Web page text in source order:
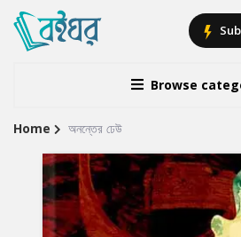
Browse
Site
Breadcrumb
Home অনন্তের ঢেউ